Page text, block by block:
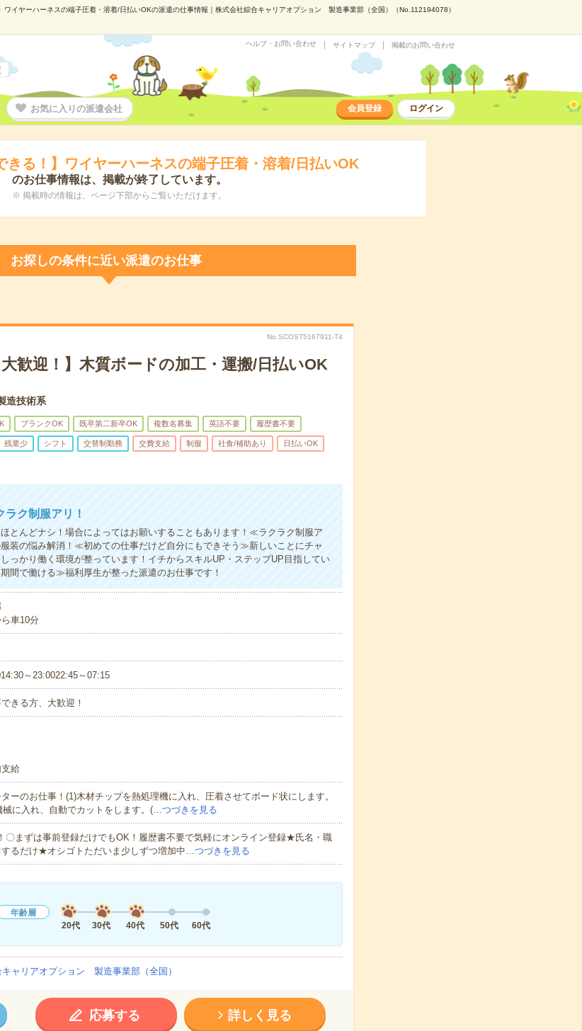
ワイヤーハーネスの端子圧着・溶着/日払いOKの派遣の仕事情報｜株式会社綜合キャリアオプション 製造事業部（全国）（No.112194078）
ヘルプ・お問い合わせ サイトマップ 掲載のお問い合わせ
お気に入りの派遣会社 会員登録 ログイン
きる！】ワイヤーハーネスの端子圧着・溶着/日払いOK
のお仕事情報は、掲載が終了しています。
※ 掲載時の情報は、ページ下部からご覧いただけます。
お探しの条件に近い派遣のお仕事
No.SCOST5167911-T4
大歓迎！】木質ボードの加工・運搬/日払いOK
造技術系
ブランクOK 既卒第二新卒OK 複数名募集 英語不要 履歴書不要
残業少 シフト 交替制勤務 交費支給 制服 社食/補助あり 日払いOK
ク制服アリ！
とんどナシ！場合によってはお願いすることもあります！≪ラクラク制服ア
装の悩み解消！≪初めての仕事だけど自分にもできそう≫新しいことにチャ
っかり働く環境が整っています！イチからスキルUP・ステップUP目指してい
間で働ける≫福利厚生が整った派遣のお仕事です！
車10分
～23:0022:45～07:15
きる方、大歓迎！
給
ーのお仕事！(1)木材チップを熱処理機に入れ、圧着させてボード状にします。
械に入れ、自動でカットをします。(…つづきを見る
まずは事前登録だけでもOK！履歴書不要で気軽にオンライン登録★氏名・職
するだけ★オシゴトただいま少しずつ増加中…つづきを見る
年齢層
20代
30代 40代 50代 60代
ャリアオプション 製造事業部（全国）
応募する 詳しく見る